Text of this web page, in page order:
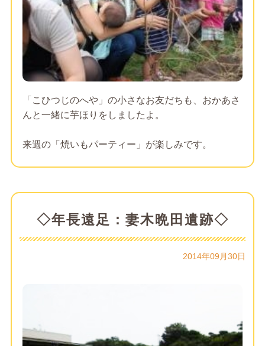
「こひつじのへや」の小さなお友だちも、おかあさ
んと一緒に芋ほりをしましたよ。
来週の「焼いもパーティー」が楽しみです。
◇年長遠足：妻木晩田遺跡◇
2014年09月30日